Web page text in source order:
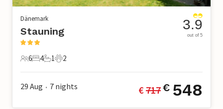
Dänemark
Stauning
6 Gäste
6
4 Schlafzimmer
4
1 Badezimmer
1
2 Haustiere
2
3.9
out of 5
29 Aug • 7 nights € 717€ 548